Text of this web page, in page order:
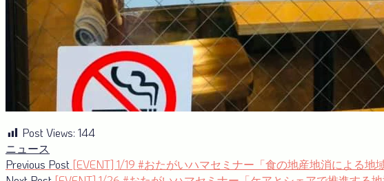
Post Views: 144
ニュース
投
Previous Post Previous
post:
[EVENT] 1/19 #おたがいハマセミナー「食の地産地消による